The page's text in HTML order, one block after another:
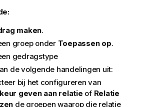
maken.
groep onder Toepassen op.
gedragstype
de volgende handelingen uit:
bij het configureren van
geven aan relatie of Relatie
de groepen waarop die relatie